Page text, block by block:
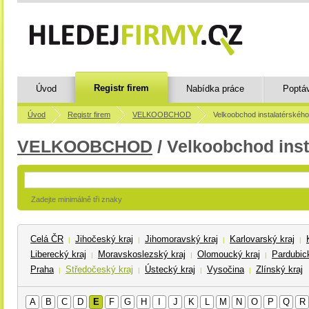
Úvod Registr firem Nabídka práce
Úvod Registr firem VELKOOBCHOD Velkoobchod
VELKOOBCHOD / Velkoobchod
Zadejte minimálně tři znaky
Celá ČR | Jihočeský kraj | Jihomoravský kraj | Karlovarský kraj |
Liberecký kraj
| Moravskoslezský kraj | Olomoucký kraj |
Praha
| Středočeský kraj | Ústecký kraj | Vysočina | Zlínský kraj
A B C D E F G H J K L M N O P Q R